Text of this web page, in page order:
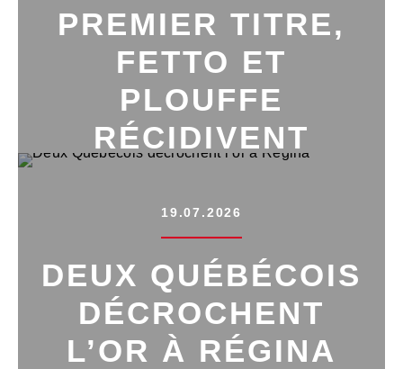
PREMIER TITRE,
FETTO ET
PLOUFFE
RÉCIDIVENT
19.07.2026
DEUX QUÉBÉCOIS
DÉCROCHENT
L’OR À RÉGINA